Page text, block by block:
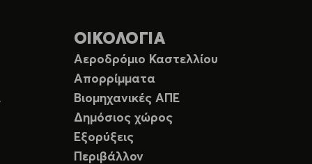
ΟΙΚΟΛΟΓΙΑ
Αεροδρόμιο Καστελλίου
Απορρίμματα
Βιομηχανικές ΑΠΕ
Δημόσιος χώρος
Εξορύξεις
Περιβάλλον